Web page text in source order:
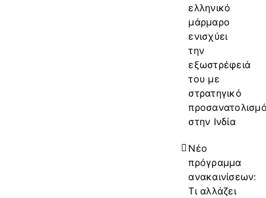
ελληνικό
μάρμαρο
ενισχύει
την
εξωστρέφειά
του με
στρατηγικό
στην Ινδία
Νέο
πρόγραμμα
ανακαινίσεων:
Τι αλλάζει